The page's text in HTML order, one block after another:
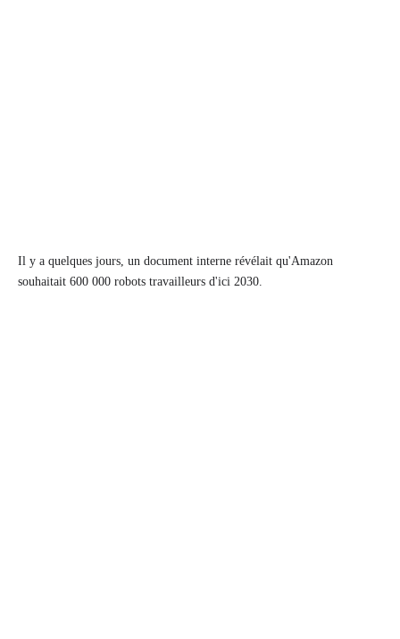
Il y a quelques jours, un document interne révélait qu'Amazon
souhaitait 600 000 robots travailleurs d'ici 2030.